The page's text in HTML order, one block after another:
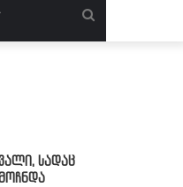
სადაც